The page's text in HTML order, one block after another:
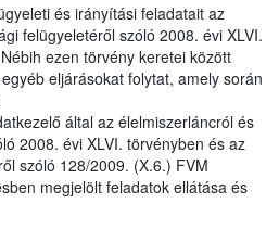
és irányítási feladatait az
felügyeletéről szóló 2008. évi XLVI.
ezen törvény keretei között
eljárásokat folytat, amely során
által az élelmiszerláncról és
2008. évi XLVI. törvényben és az
szóló 128/2009. (X.6.) FVM
megjelölt feladatok ellátása és